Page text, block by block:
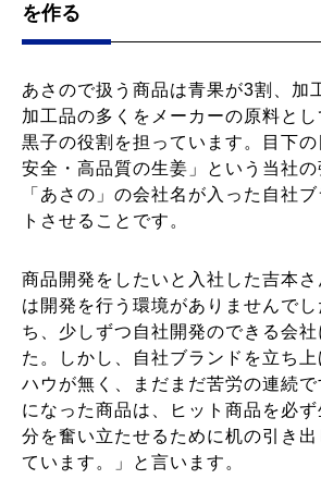
を作る
あさので扱う商品は青果が3割、加
加工品の多くをメーカーの原料とし
黒子の役割を担っています。目下の
安全・高品質の生姜」という当社の
「あさの」の会社名が入った自社
トさせることです。
商品開発をしたいと入社した吉本
は開発を行う環境がありませんで
ち、少しずつ自社開発のできる会
た。しかし、自社ブランドを立ち
ハウが無く、まだまだ苦労の連続
になった商品は、ヒット商品を必
分を奮い立たせるために机の引き
ています。」と言います。